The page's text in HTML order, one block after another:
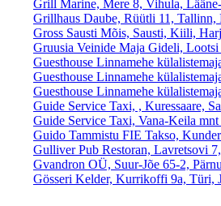
Grill Marine, Mere 8, Vihula,
Grillhaus Daube, Rüütli 11, Tallinn,
Gross Sausti Mõis, Sausti, Kiili,
Gruusia Veinide Maja Gideli,
Guesthouse Linnamehe
Guesthouse Linnamehe
Guesthouse Linnamehe
Guide Service Taxi, , Kuressaare,
Guide Service Taxi, Vana-Keila
Guido Tammistu FIE Takso,
Gulliver Pub Restoran, Lavretsovi
Gvandron OÜ, Suur-Jõe 65-2,
Gösseri Kelder, Kurrikoffi 9a, Türi,